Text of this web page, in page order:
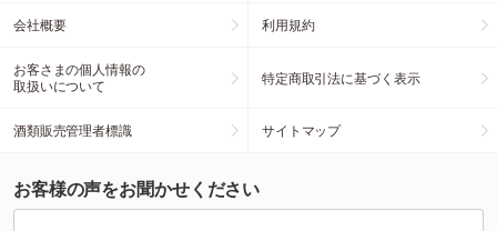
会社概要 利用規約
お客さまの個人情報の
取扱いについて
特定商取引法に基づく表示
酒類販売管理者標識 サイトマップ
お客様の声をお聞かせください